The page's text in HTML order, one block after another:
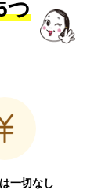
つ
一切なし